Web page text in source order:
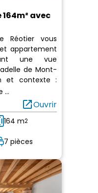
avec
Réotier vous
appartement
une vue
de Mont-
et contexte :
...
open_in_newOuvrir
164 m2
7 pièces